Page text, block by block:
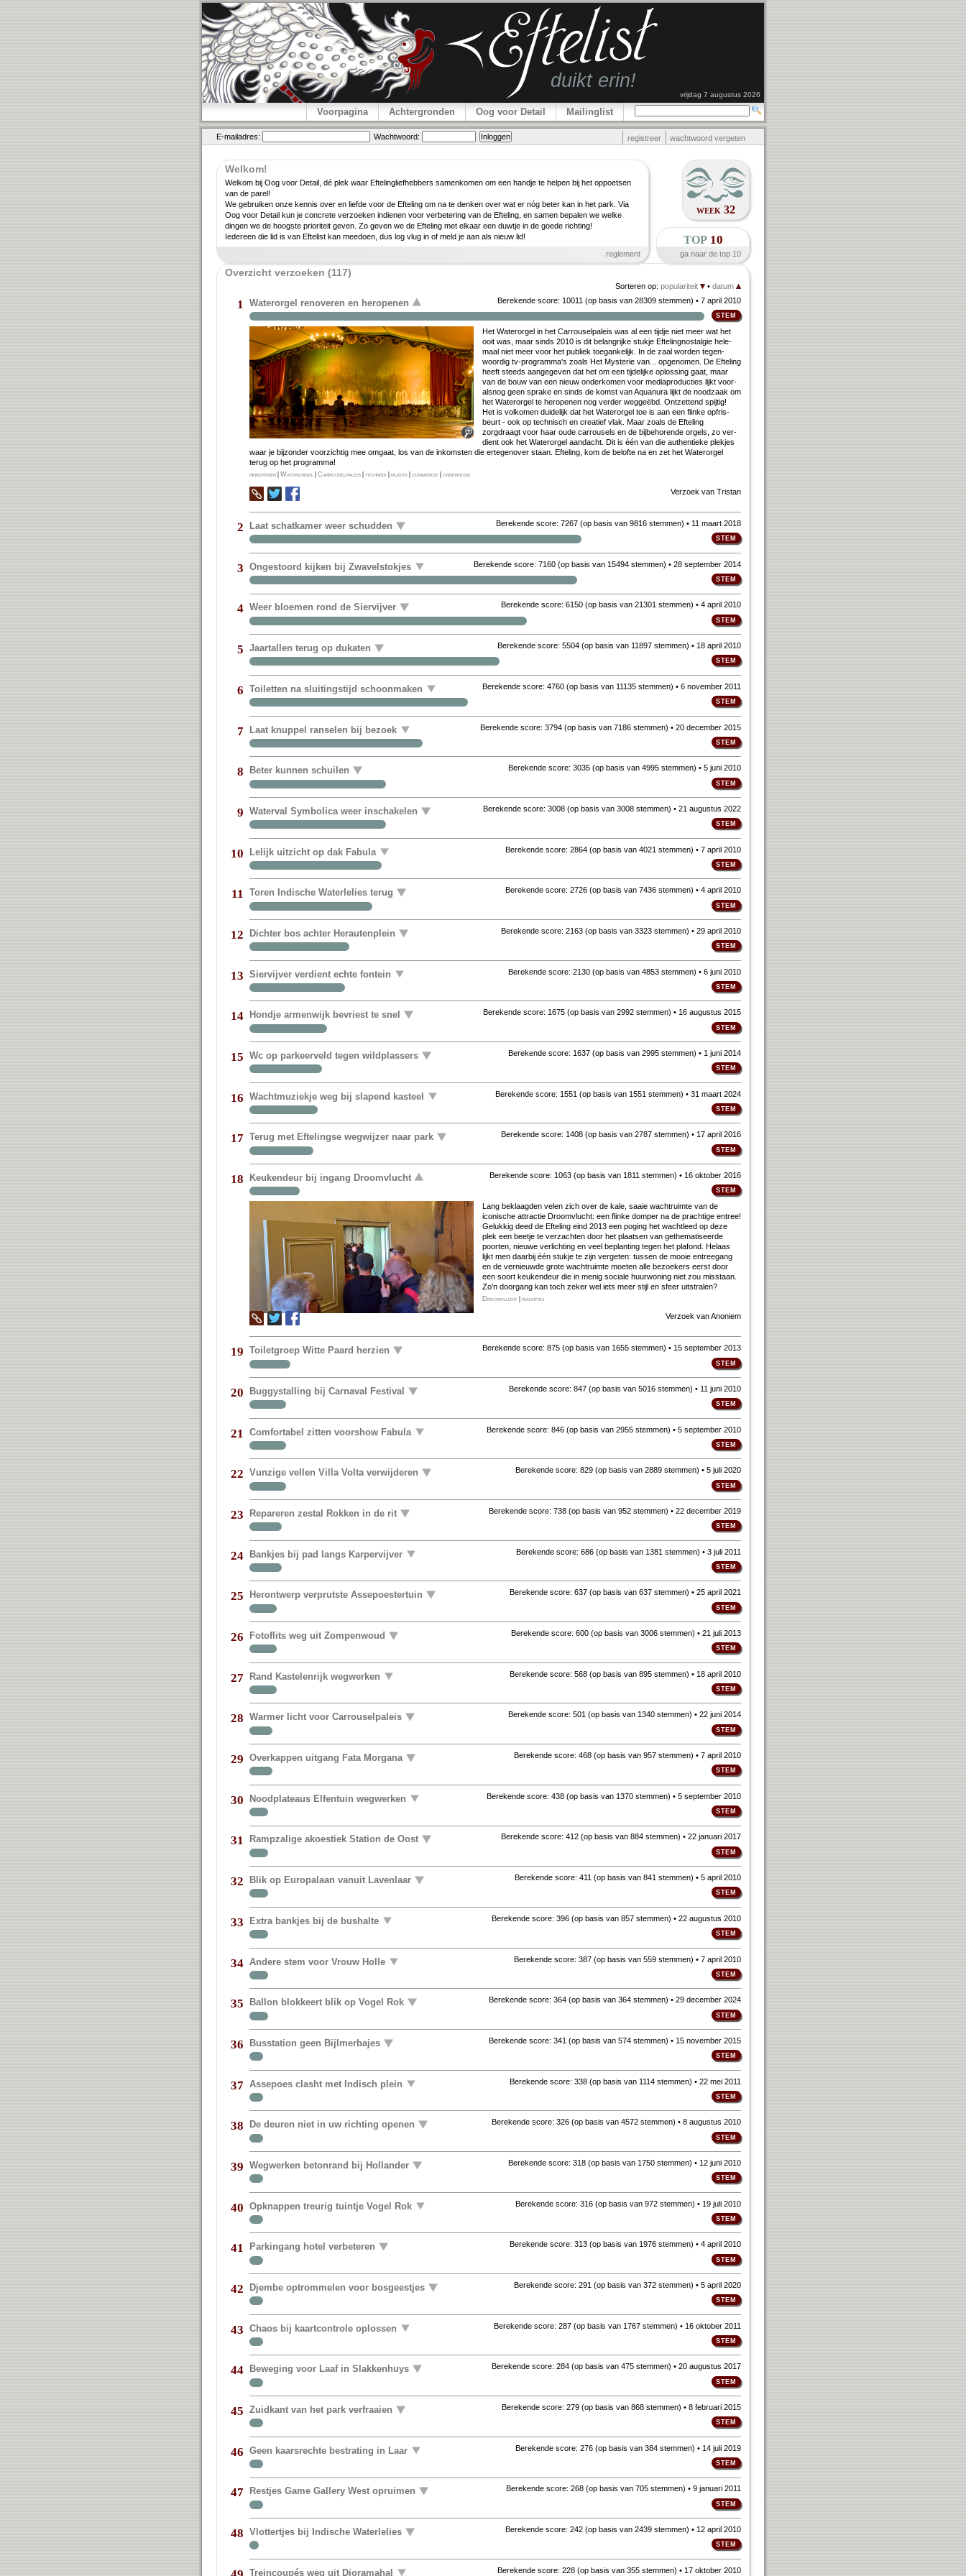
vrijdag 7 augustus 2026
Voorpagina Achtergronden Oog voor Detail Mailinglist
E-mailadres: Wachtwoord: registreer wachtwoord vergeten
Welkom!
Welkom bij Oog voor Detail, dé plek waar Efteling­lief­hebbers samenkomen om een handje te helpen bij het oppoetsen
van de parel!
We gebruiken onze kennis over en liefde voor de Efteling om na te denken over wat er nóg beter kan in het park. Via
Oog voor Detail kun je concrete verzoeken indienen voor verbe­tering van de Efteling, en samen bepalen we welke
dingen we de hoogste priori­teit geven. Zo geven we de Efteling met elkaar een duwtje in de goede richting!
Iedereen die lid is van Eftelist kan meedoen, dus log vlug in of meld je aan als nieuw lid!
reglement
week 32
top 10
ga naar de top 10
Overzicht verzoeken (117)
Sorteren op: populariteit • datum
1 Waterorgel renoveren en heropenen Berekende score: 10011 (op basis van 28309 stemmen) • 7 april 2010
Het Wa­ter­or­gel in het Car­rou­sel­pa­leis was al een tijd­je niet meer wat het
ooit was, maar sinds 2010 is dit be­lang­rij­ke stuk­je Ef­te­ling­nostal­gie he­le­
maal niet meer voor het pu­bliek toe­gan­ke­lijk. In de zaal wor­den te­gen­
woor­dig tv-pro­gram­ma's zo­als Het Mysterie van... op­ge­no­men. De Ef­te­ling
heeft steeds aan­ge­ge­ven dat het om een tij­de­lij­ke op­los­sing gaat, maar
van de bouw van een nieuw on­der­ko­men voor me­dia­pro­duc­ties lijkt voor­
als­nog geen spra­ke en sinds de komst van Aquan­ura lijkt de nood­zaak om
het Wa­ter­or­gel te her­o­pe­nen nog ver­der weg­geëbd. Ont­zet­tend spij­tig!
Het is vol­ko­men dui­de­lijk dat het Wa­ter­or­gel toe is aan een flin­ke op­fris­
beurt - ook op tech­nisch en cre­a­tief vlak. Maar zo­als de Ef­te­ling
zorgdraagt voor haar ou­de car­rou­sels en de bij­be­ho­ren­de or­gels, zo ver­
dient ook het Wa­ter­or­gel aan­dacht. Dit is één van die au­then­tie­ke plek­jes
waar je bij­zon­der voor­zich­tig mee om­gaat, los van de in­kom­sten die er­te­gen­over staan. Ef­te­ling, kom de be­lof­te na en zet het Water­orgel
terug op het pro­gram­ma!
heropenen |Waterorgel |Carrouselpaleis |techniek |muziek |commercie |onderhoud
Verzoek van Tristan
2 Laat schatkamer weer schudden Berekende score: 7267(op basis van 9816 stemmen) • 11 maart 2018
3 Ongestoord kijken bij Zwavelstokjes Berekende score: 7160(op basis van 15494 stemmen) • 28 september 2014
4 Weer bloemen rond de Siervijver Berekende score: 6150(op basis van 21301 stemmen) • 4 april 2010
5 Jaartallen terug op dukaten Berekende score: 5504(op basis van 11897 stemmen) • 18 april 2010
6 Toiletten na sluitingstijd schoonmaken Berekende score: 4760(op basis van 11135 stemmen) • 6 november 2011
7 Laat knuppel ranselen bij bezoek Berekende score: 3794(op basis van 7186 stemmen) • 20 december 2015
8 Beter kunnen schuilen Berekende score: 3035(op basis van 4995 stemmen) • 5 juni 2010
9 Waterval Symbolica weer inschakelen Berekende score: 3008(op basis van 3008 stemmen) • 21 augustus 2022
10 Lelijk uitzicht op dak Fabula Berekende score: 2864(op basis van 4021 stemmen) • 7 april 2010
11 Toren Indische Waterlelies terug Berekende score: 2726(op basis van 7436 stemmen) • 4 april 2010
12 Dichter bos achter Herautenplein Berekende score: 2163(op basis van 3323 stemmen) • 29 april 2010
13 Siervijver verdient echte fontein Berekende score: 2130(op basis van 4853 stemmen) • 6 juni 2010
14 Hondje armenwijk bevriest te snel Berekende score: 1675(op basis van 2992 stemmen) • 16 augustus 2015
15 Wc op parkeerveld tegen wildplassers Berekende score: 1637(op basis van 2995 stemmen) • 1 juni 2014
16 Wachtmuziekje weg bij slapend kasteel Berekende score: 1551 (op basis van 1551 stemmen) • 31 maart 2024
17 Terug met Eftelingse wegwijzer naar park Berekende score: 1408(op basis van 2787 stemmen) • 17 april 2016
18 Keukendeur bij ingang Droomvlucht Berekende score: 1063(op basis van 1811 stemmen) • 16 oktober 2016
Lang beklaagden velen zich over de kale, saaie wachtruimte van de
iconische attractie Droomvlucht: een flinke domper na de prachtige entree!
Gelukkig deed de Efteling eind 2013 een poging het wachtleed op deze
plek een beetje te verzachten door het plaatsen van gethematiseerde
poorten, nieuwe verlichting en veel beplanting tegen het plafond. Helaas
lijkt men daarbij één stukje te zijn vergeten: tussen de mooie entreegang
en de vernieuwde grote wachtruimte moeten alle bezoekers eerst door
een soort keukendeur die in menig sociale huurwoning niet zou misstaan.
Zo'n doorgang kan toch zeker wel iets meer stijl en sfeer uitstralen?
Droomvlucht| wachtrij
Verzoek vanAnoniem
19 Toiletgroep Witte Paard herzien Berekende score: 875(op basis van 1655 stemmen) • 15 september 2013
20 Buggystalling bij Carnaval Festival Berekende score: 847(op basis van 5016 stemmen) • 11 juni 2010
21 Comfortabel zitten voorshow Fabula Berekende score: 846(op basis van 2955 stemmen) • 5 september 2010
22 Vunzige vellen Villa Volta verwijderen Berekende score: 829(op basis van 2889 stemmen) • 5 juli 2020
23 Repareren zestal Rokken in de rit Berekende score: 738(op basis van 952 stemmen) • 22 december 2019
24 Bankjes bij pad langs Karpervijver Berekende score: 686(op basis van 1381 stemmen) • 3 juli 2011
25 Herontwerp verprutste Assepoestertuin Berekende score: 637(op basis van 637 stemmen) • 25 april 2021
26 Fotoflits weg uit Zompenwoud Berekende score: 600(op basis van 3006 stemmen) • 21 juli 2013
27 Rand Kastelenrijk wegwerken Berekende score: 568(op basis van 895 stemmen) • 18 april 2010
28 Warmer licht voor Carrouselpaleis Berekende score: 501 (op basis van 1340 stemmen) • 22 juni 2014
29 Overkappen uitgang Fata Morgana Berekende score: 468(op basis van 957 stemmen) • 7 april 2010
30 Noodplateaus Elfentuin wegwerken Berekende score: 438(op basis van 1370 stemmen) • 5 september 2010
31 Rampzalige akoestiek Station de Oost Berekende score: 412(op basis van 884 stemmen) • 22 januari 2017
32 Blik op Europalaan vanuit Lavenlaar Berekende score: 411 (op basis van 841 stemmen) • 5 april 2010
33 Extra bankjes bij de bushalte Berekende score: 396(op basis van 857 stemmen) • 22 augustus 2010
34 Andere stem voor Vrouw Holle Berekende score: 387(op basis van 559 stemmen) • 7 april 2010
35 Ballon blokkeert blik op Vogel Rok Berekende score: 364(op basis van 364 stemmen) • 29 december 2024
36 Busstation geen Bijlmerbajes Berekende score: 341 (op basis van 574 stemmen) • 15 november 2015
37 Assepoes clasht met Indisch plein Berekende score: 338(op basis van 1114 stemmen) • 22 mei 2011
38 De deuren niet in uw richting openen Berekende score: 326(op basis van 4572 stemmen) • 8 augustus 2010
39 Wegwerken betonrand bij Hollander Berekende score: 318(op basis van 1750 stemmen) • 12 juni 2010
40 Opknappen treurig tuintje Vogel Rok Berekende score: 316(op basis van 972 stemmen) • 19 juli 2010
41 Parkingang hotel verbeteren Berekende score: 313(op basis van 1976 stemmen) • 4 april 2010
42 Djembe optrommelen voor bosgeestjes Berekende score: 291 (op basis van 372 stemmen) • 5 april 2020
43 Chaos bij kaartcontrole oplossen Berekende score: 287(op basis van 1767 stemmen) • 16 oktober 2011
44 Beweging voor Laaf in Slakkenhuys Berekende score: 284(op basis van 475 stemmen) • 20 augustus 2017
45 Zuidkant van het park verfraaien Berekende score: 279(op basis van 868 stemmen) • 8 februari 2015
46 Geen kaarsrechte bestrating in Laar Berekende score: 276(op basis van 384 stemmen) • 14 juli 2019
47 Restjes Game Gallery West opruimen Berekende score: 268(op basis van 705 stemmen) • 9 januari 2011
48 Vlottertjes bij Indische Waterlelies Berekende score: 242(op basis van 2439 stemmen) • 12 april 2010
Treincoupés weg uit Dioramahal Berekende score: 228(op basis van 355 stemmen) • 17 oktober 2010